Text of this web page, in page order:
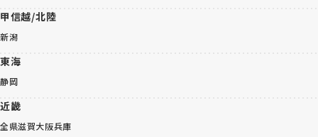
甲信越/北陸
新潟
東海
静岡
近畿
全県滋賀大阪兵庫